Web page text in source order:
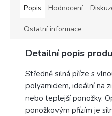
Popis Hodnocení
Ostatní informace
Detailní popis
Středně silná příze s
polyamidem, ideální na
nebo teplejší ponožky.
ponožkovým přízím je